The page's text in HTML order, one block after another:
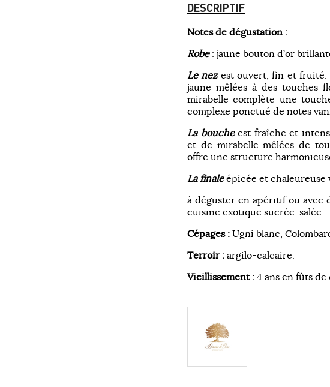
DESCRIPTIF
Notes de dégustation :
Robe: jaune bouton d’or
Le nezest ouvert, fin et fruité.
jaune mêlées à des touches
mirabelle complète une
complexe ponctué de notes
La boucheest fraîche et
et de mirabelle mêlées de
offre une structure
La finaleépicée et chaleureuse
à déguster en apéritif ou avec
cuisine exotique sucrée-salée.
Cépages : Ugni blanc,
Terroir : argilo-calcaire.
Vieillissement : 4 ans en fûts